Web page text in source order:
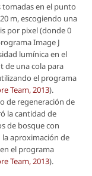
tomadas en el punto
m, escogiendo una
por pixel (donde 0
Image J
lumínica en el
de una cola para
el programa
Team, 2013).
de regeneración de
la cantidad de
de bosque con
la aproximación de
el programa
Team, 2013).